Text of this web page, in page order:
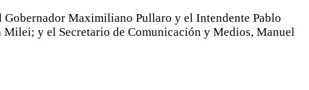
Maximiliano Pullaro y el Intendente Pablo
y el Secretario de Comunicación y Medios, Manuel